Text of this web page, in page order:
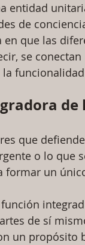
entidad
de
en que las
se
que
o lo que
formar un
de sí
un